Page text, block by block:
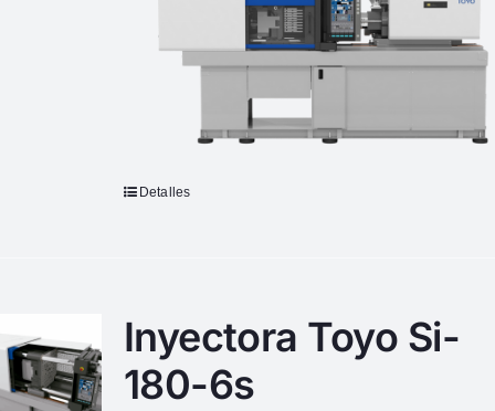
Detalles
Inyectora Toyo Si-
180-6s